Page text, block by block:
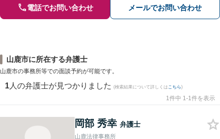
電話でお問い合わせ メールでお問い合わせ
山鹿市に所在する弁護士
山鹿市の事務所等での面談予約が可能です。
1 人の弁護士が見つかりました (検索結果について詳しくは こちら)
1件中 1-1件を表示
岡部 秀幸 弁護士
山鹿法律事務所